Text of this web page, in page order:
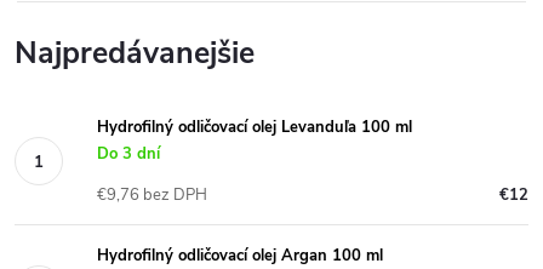
Najpredávanejšie
Hydrofilný odličovací olej Levanduľa 100 ml
Do 3 dní
€12
€9,76 bez DPH
Hydrofilný odličovací olej Argan 100 ml